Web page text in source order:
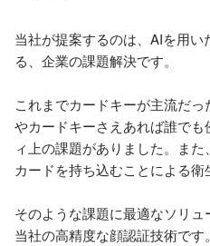
当社が提案するのは、AIを用い
る、企業の課題解決です。
これまでカードキーが主流だ
やカードキーさえあれば誰で
ィ上の課題がありました。また
カードを持ち込むことによる衛
そのような課題に最適なソリュ
当社の高精度な顔認証技術で